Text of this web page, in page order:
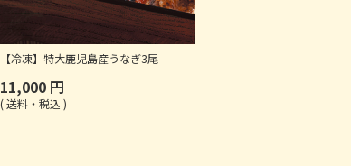
【冷凍】特大鹿児島産うなぎ3尾
11,000
送料・税込